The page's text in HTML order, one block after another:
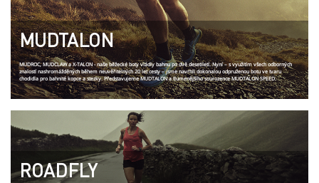
MUDTALON
MUDROC, MUDCLAW a X-TALON - naše běžecké boty vládly bahnu po dvě desetiletí. Nyní – s využitím všech odborných
znalostí nashromážděných během neuvěřitelných 20 let cesty – jsme navrhli dokonalou odpruženou botu ve tvaru
chodidla pro bahnité kopce a stezky. Představujeme MUDTALON a tlumenějšího sourozence MUDTALON SPEED.
ROADFLY